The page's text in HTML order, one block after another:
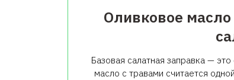
Оливковое
Базовая салатная заправка —
масло с травами считается